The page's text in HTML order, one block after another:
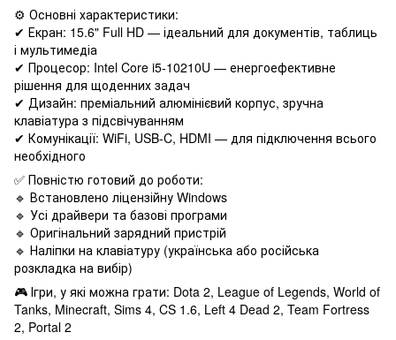
⚙️ Основні характеристики:
✔ Екран: 15.6" Full HD — ідеальний для документів, таблиць
і мультимедіа
✔ Процесор: Intel Core i5-10210U — енергоефективне
рішення для щоденних задач
✔ Дизайн: преміальний алюмінієвий корпус, зручна
клавіатура з підсвічуванням
✔ Комунікації: WiFi, USB-C, HDMI — для підключення всього
необхідного
✅ Повністю готовий до роботи:
🔹 Встановлено ліцензійну Windows
🔹 Усі драйвери та базові програми
🔹 Оригінальний зарядний пристрій
🔹 Наліпки на клавіатуру (українська або російська
розкладка на вибір)
🎮 Ігри, у які можна грати: Dota 2, League of Legends, World of
Tanks, Minecraft, Sims 4, CS 1.6, Left 4 Dead 2, Team Fortress
2, Portal 2